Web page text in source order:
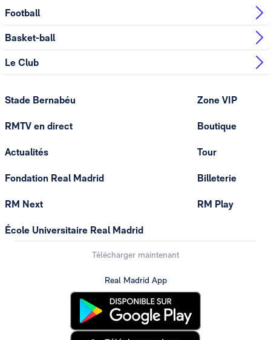
Football
Basket-ball
Le Club
Stade Bernabéu
RMTV en direct
Actualités
Fondation Real Madrid
RM Next
École Universitaire Real Madrid
Zone VIP
Boutique
Tour
Billeterie
RM Play
Télécharger maintenant
Real Madrid App